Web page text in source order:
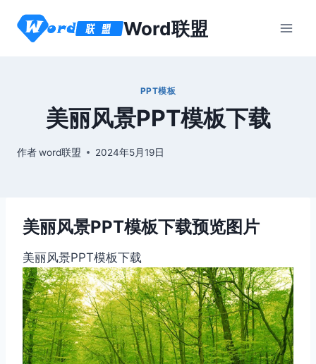
Word联盟
PPT模板
美丽风景PPT模板下载
作者word联盟 2024年5月19日
美丽风景PPT模板下载预览图片
美丽风景PPT模板下载